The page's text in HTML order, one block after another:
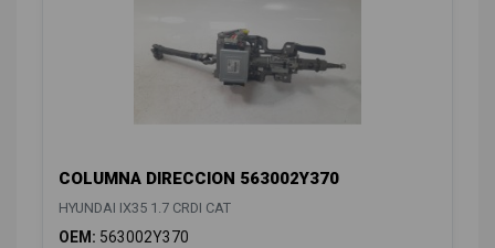
COLUMNA DIRECCION 563002Y370
HYUNDAI IX35 1.7 CRDI CAT
OEM: 563002Y370